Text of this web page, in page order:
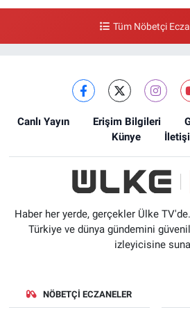
Tüm Nöbetçi
Canlı Yayın Erişim Bilgileri
Künye
Haber her yerde, gerçekler Ülke
Türkiye ve dünya gündemini
izleyicisine
NÖBETÇI ECZANELER